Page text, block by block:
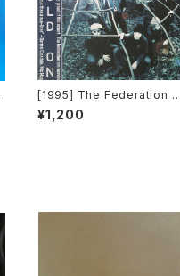
[1995] The Federation –
Hold On [Indochina]
¥1,200